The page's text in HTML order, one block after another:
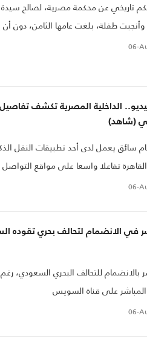
تاريخي عن محكمة مصرية، لصالح
طفلة، بلغت عامها الثامن، دون أن
طويلة، انتهت مؤخرا بالحكم
أعلن أنه استند لفتوى لهيئة كبار
06-
الداخلية المصرية تكشف
(شاهد)
سائق يعمل لدى أحد تطبيقات النقل
تفاعلا واسعا على مواقع التواصل
06-
في الانضمام لتحالف بحري تقوده
للتحالف البحري السعودي،
المباشر على قناة السويس
06-